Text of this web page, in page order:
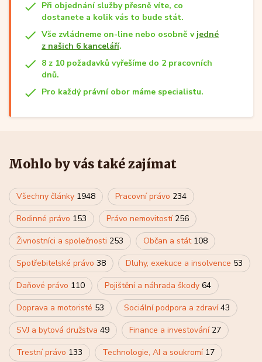
Při objednání služby přesně víte, co
dostanete a kolik vás to bude stát.
Vše zvládneme on-line nebo osobně v jedné
z našich 6 kanceláří.
8 z 10 požadavků vyřešíme do 2 pracovních
dnů.
Pro každý právní obor máme specialistu.
Mohlo by vás také zajímat
Všechny články 1948 Pracovní právo 234
Rodinné právo 153 Právo nemovitostí 256
Živnostníci a společnosti 253 Občan a stát 108
Spotřebitelské právo 38 Dluhy, exekuce a insolvence 53
Daňové právo 110 Pojištění a náhrada škody 64
Doprava a motoristé 53 Sociální podpora a zdraví43
SVJ a bytová družstva 49 Finance a investování 27
Trestní právo 133 Technologie, AI a soukromí 17